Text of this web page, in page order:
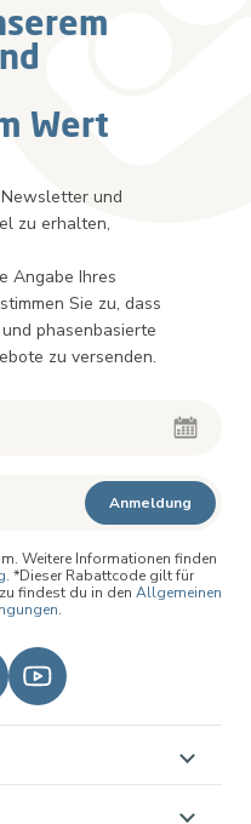
Wert
und
zu erhalten,
Angabe Ihres
Sie zu, dass
phasenbasierte
zu versenden.
Anmeldung
Weitere Informationen finden
. *Dieser Rabattcode gilt für
findest du in den Allgemeinen
.